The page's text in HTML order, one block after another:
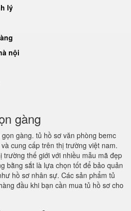
lý
nội
gàng
gàng. tủ hồ sơ văn phòng bemc
cung cấp trên thị trường việt nam.
trường thế giới với nhiều mẫu mã đẹp
bằng sắt là lựa chọn tốt để bảo quản
hồ sơ nhân sự. Các sản phẩm tủ
đầu khi bạn cần mua tủ hồ sơ cho